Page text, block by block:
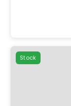
Stock